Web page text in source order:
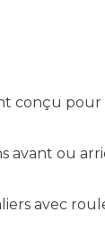
conçu pour
avant ou
avec